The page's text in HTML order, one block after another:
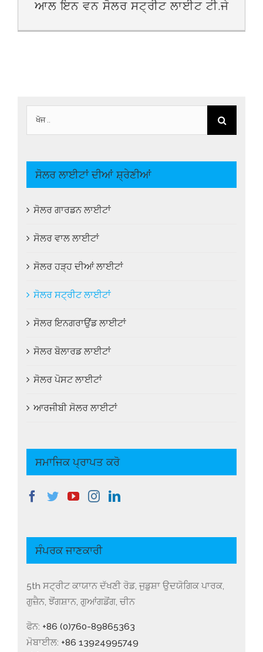
ਆਲ ਇਨ ਵਨ ਸੋਲਰ ਸਟ੍ਰੀਟ ਲਾਈਟ ਟੀ.ਜੇ
ਲਈ
ਸੋਲਰ ਲਾਈਟਾਂ ਦੀਆਂ ਸ਼੍ਰੇਣੀਆਂ
ਸੋਲਰ ਗਾਰਡਨ ਲਾਈਟਾਂ
ਸੋਲਰ ਵਾਲ ਲਾਈਟਾਂ
ਸੋਲਰ ਹੜ੍ਹ ਦੀਆਂ ਲਾਈਟਾਂ
ਸੋਲਰ ਸਟ੍ਰੀਟ ਲਾਈਟਾਂ
ਸੋਲਰ ਇਨਗਰਾਉਂਡ ਲਾਈਟਾਂ
ਸੋਲਰ ਬੋਲਾਰਡ ਲਾਈਟਾਂ
ਸੋਲਰ ਪੋਸਟ ਲਾਈਟਾਂ
ਆਰਜੀਬੀ ਸੋਲਰ ਲਾਈਟਾਂ
ਸਮਾਜਿਕ ਪ੍ਰਾਪਤ ਕਰੋ
ਸੰਪਰਕ ਜਾਣਕਾਰੀ
5th ਸਟ੍ਰੀਟ ਕਾਯਾਨ ਦੱਖਣੀ ਰੋਡ, ਜੁਡੁਸ਼ਾ ਉਦਯੋਗਿਕ ਪਾਰਕ,
ਗੁਜ਼ੈਨ, ਝੋਂਗਸ਼ਾਨ, ਗੁਆਂਗਡੋਂਗ, ਚੀਨ
ਫੋਨ: +86 (0)760-89865363
ਮੋਬਾਈਲ: +86 13924995749